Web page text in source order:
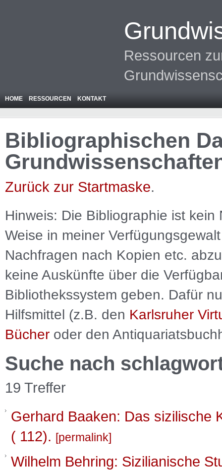
Ressourcen
HOME RESSOURCEN KONTAKT
Bibliographischen
Zurück zur Startmaske.
Hinweis: Die Bibliographie ist kein
Weise in meiner
Nachfragen nach Kopien etc.
keine Auskünfte über die
Bibliothekssystem geben. Dafür
Hilfsmittel (z.B. den Karlsruher
Bücher oder den
Suche nach
19 Treffer
Gerhard Baaken: Das sizilische
( 112).
permalink
Wilhelm Behring: Sizilianische